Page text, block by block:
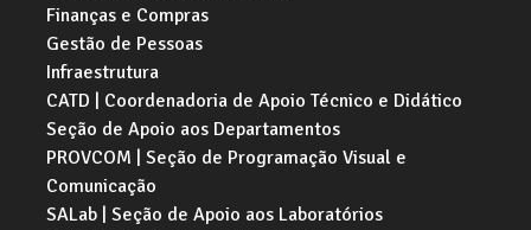
Finanças e Compras
Gestão de Pessoas
Infraestrutura
CATD | Coordenadoria de Apoio Técnico e Didático
Seção de Apoio aos Departamentos
PROVCOM | Seção de Programação Visual e
Comunicação
SALab | Seção de Apoio aos Laboratórios